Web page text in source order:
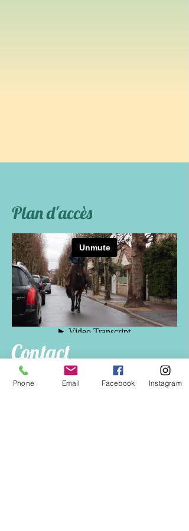
Plan d'accès
Contact
Phone Email Facebook Instagram